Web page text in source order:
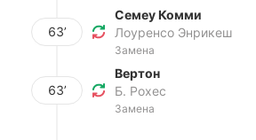
63’
Семеу Комми
Лоуренсо Энрикеш
Замена
63’
Вертон
Б. Рохес
Замена